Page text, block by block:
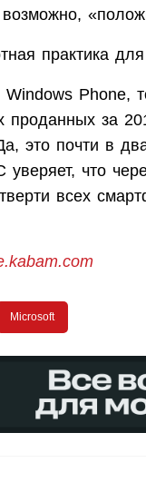
практика
Windows Phone,
проданных за
это почти в
что
всех
Microsoft